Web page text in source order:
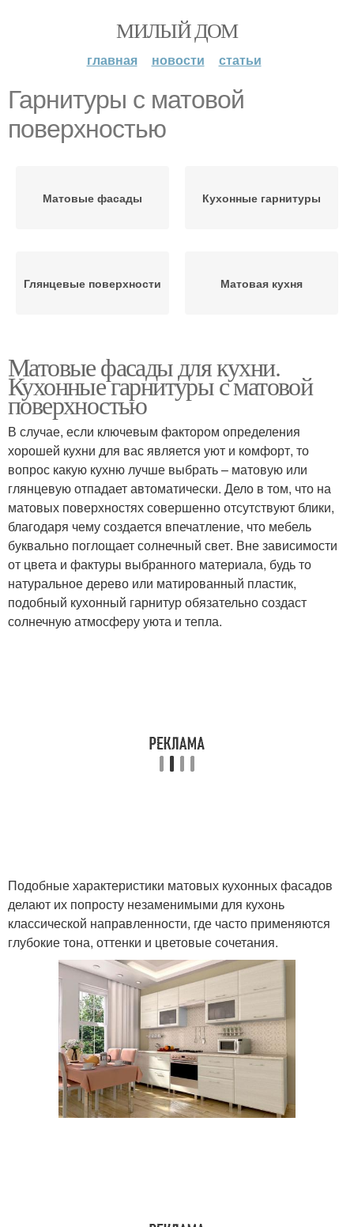
МИЛЫЙ ДОМ
главная новости статьи
Гарнитуры с матовой
поверхностью
Матовые фасады Кухонные гарнитуры
Глянцевые поверхности Матовая кухня
Матовые фасады для кухни.
Кухонные гарнитуры с матовой
поверхностью
В случае, если ключевым фактором определения
хорошей кухни для вас является уют и комфорт, то
вопрос какую кухню лучше выбрать – матовую или
глянцевую отпадает автоматически. Дело в том, что на
матовых поверхностях совершенно отсутствуют блики,
благодаря чему создается впечатление, что мебель
буквально поглощает солнечный свет. Вне зависимости
от цвета и фактуры выбранного материала, будь то
натуральное дерево или матированный пластик,
подобный кухонный гарнитур обязательно создаст
солнечную атмосферу уюта и тепла.
Подобные характеристики матовых кухонных фасадов
делают их попросту незаменимыми для кухонь
классической направленности, где часто применяются
глубокие тона, оттенки и цветовые сочетания.